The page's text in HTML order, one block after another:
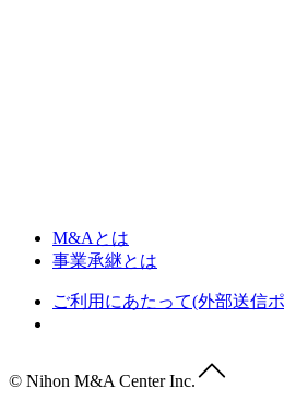
M&Aとは
事業承継とは
ご利用にあたって(外部送信
© Nihon M&A Center Inc.